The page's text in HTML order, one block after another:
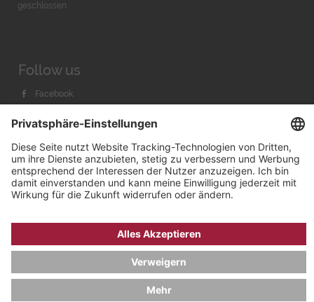
geschlossen
Follow us
Facebook
Youtube
Bachmann & Scher GmbH / Watchandco GmbH
IMPRESSUM
AGB & WIDERRUF
COOKIE-EINSTELLUNGEN